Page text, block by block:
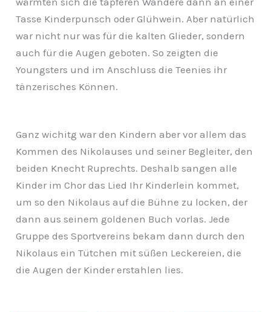
Tasse Kinderpunsch oder Glühwein. Aber natürlich
war nicht nur was für die kalten Glieder, sondern
auch für die Augen geboten. So zeigten die
Youngsters und im Anschluss die Teenies ihr
tänzerisches Können.
Ganz wichitg war den Kindern aber vor allem das
Kommen des Nikolauses und seiner Begleiter, den
beiden Knecht Ruprechts. Deshalb sangen alle
Kinder im Chor das Lied Ihr Kinderlein kommet,
um so den Nikolaus auf die Bühne zu locken, der
dann aus seinem goldenen Buch vorlas. Jede
Gruppe des Sportvereins bekam dann durch den
Nikolaus ein Tütchen mit süßen Leckereien, die
die Augen der Kinder erstahlen lies.